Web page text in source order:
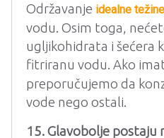
Održavanje idealne težine
vodu. Osim toga,
ugljikohidrata i šećera
fitriranu vodu. Ako
preporučujemo da
vode nego ostali.
15. Glavobolje postaju